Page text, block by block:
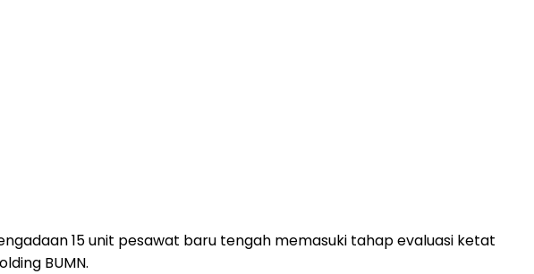
15 unit pesawat baru tengah memasuki tahap evaluasi ketat
BUMN.